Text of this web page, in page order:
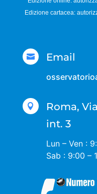
Edizione cartacea:
 Email

Roma,
int. 3
Lun – Ven :
Sab : 9:00 –